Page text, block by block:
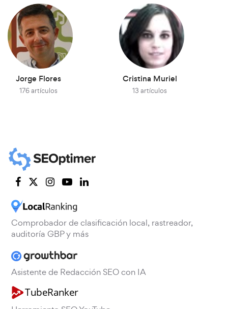
Jorge Flores
176 artículos
Cristina Muriel
13 artículos
Comprobador de clasificación local, rastreador,
auditoría GBP y más
Asistente de Redacción SEO con IA